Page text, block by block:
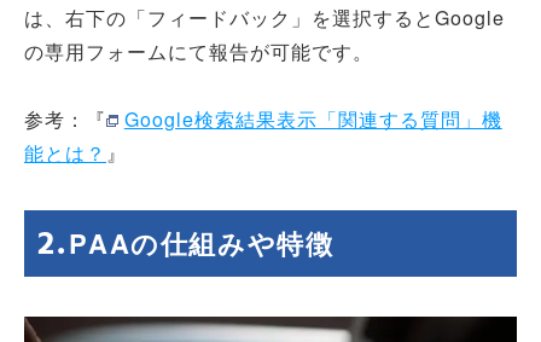
は、右下の「フィードバック」を選択するとGoogle
の専用フォームにて報告が可能です。
参考：『
Google検索結果表示「関連する質問」機
能とは？ 』
PAAの仕組みや特徴